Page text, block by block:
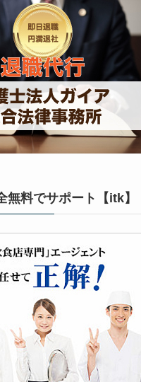
無料でサポート【itk】